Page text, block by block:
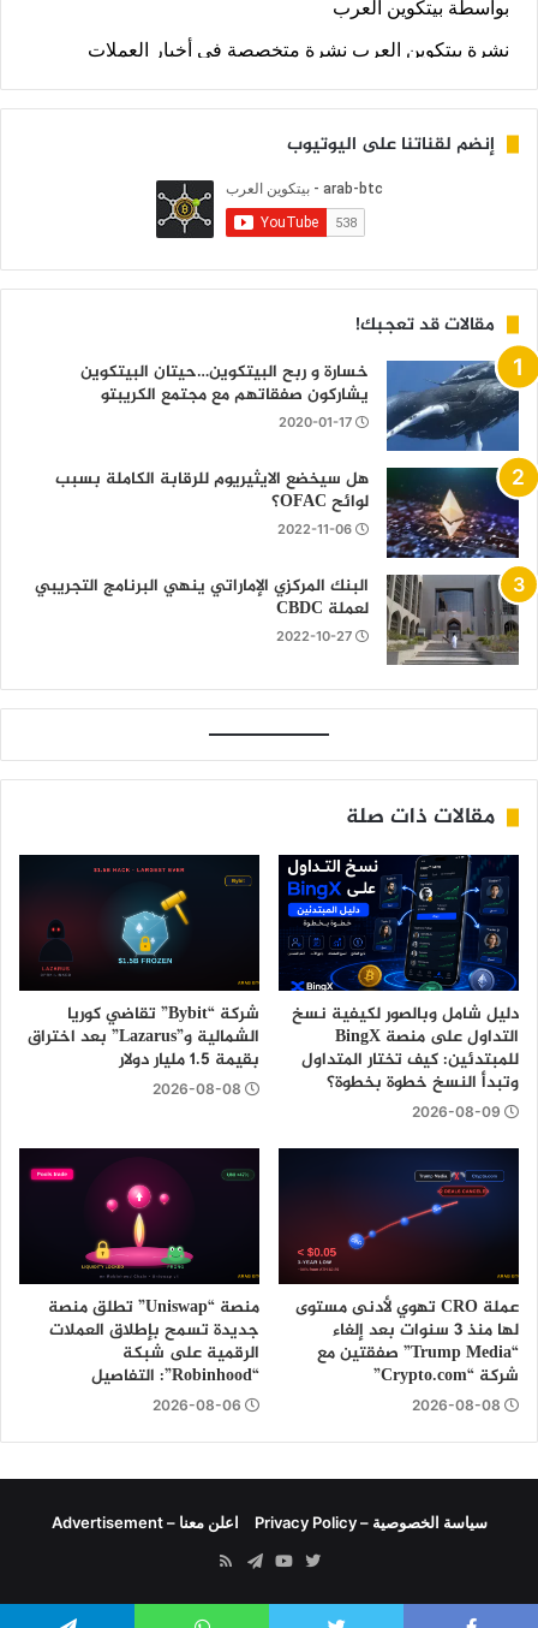
إنضم لقناتنا على اليوتيوب
مقالات قد تعجبك!
خسارة و ربح البيتكوين…حيتان البيتكوين
يشاركون صفقاتهم مع مجتمع الكريبتو
2020-01-17
هل سيخضع الايثيريوم للرقابة الكاملة بسبب
لوائح OFAC؟
2022-11-06
البنك المركزي الإماراتي ينهي البرنامج التجريبي
لعملة CBDC
2022-10-27
مقالات ذات صلة
دليل شامل وبالصور لكيفية نسخ
التداول على منصة BingX
للمبتدئين: كيف تختار المتداول
وتبدأ النسخ خطوة بخطوة؟
2026-08-09
شركة “Bybit” تقاضي كوريا
الشمالية و”Lazarus” بعد اختراق
بقيمة 1.5 مليار دولار
2026-08-08
عملة CRO تهوي لأدنى مستوى
لها منذ 3 سنوات بعد إلغاء
“Trump Media” صفقتين مع
شركة “Crypto.com”
2026-08-08
منصة “Uniswap” تطلق منصة
جديدة تسمح بإطلاق العملات
الرقمية على شبكة
“Robinhood”: التفاصيل
2026-08-06
سياسة الخصوصية – Privacy Policy اعلن معنا – Advertisement